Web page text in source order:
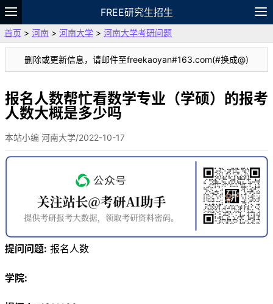
FREE研究生招生
题库
故事 专题 APP 笔记
VIP
资料
首页 > 河南 > 河南大学 > 河南大学考研问题
删除或更新信息，请邮件至freekaoyan#163.com(#换成@)
报名人数帮忙看数学专业（学硕）的报考
人数大概是多少吗
本站小编 河南大学/2022-10-17
提问问题: 报名人数
学院: